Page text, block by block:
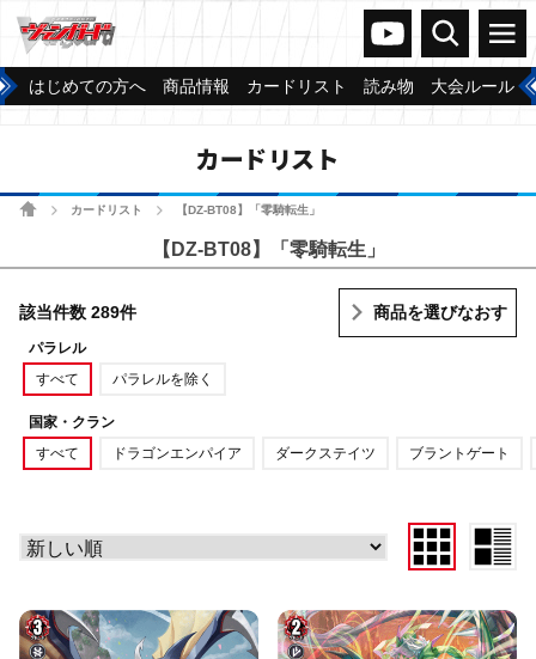
ヴァンガードch
検索 メニュー
はじめての方へ 商品情報 カードリスト 読み物 大会ルール
カードリスト
ホームカードリスト 【DZ-BT08】「零騎転生」
【DZ-BT08】「零騎転生」
該当件数 289件 商品を選びなおす
パラレル
すべて
パラレルを除く
国家・クラン
すべて
ドラゴンエンパイア ダークステイツ ブラントゲート